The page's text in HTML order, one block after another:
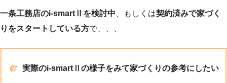
一条工務店のi-smartⅡを検討中 、もしくは契約済みで家づく
りをスタートしている方で、、、
実際のi-smartⅡの様子をみて家づくりの参考にしたい